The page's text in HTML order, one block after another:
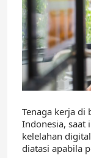
Tenaga kerja di
Indonesia, saat
kelelahan
diatasi apabila